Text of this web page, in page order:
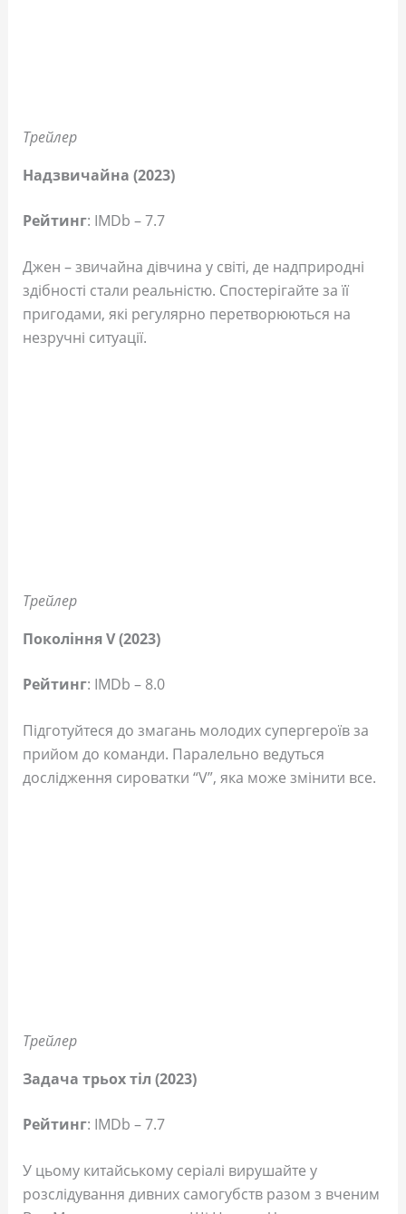
Трейлер
Надзвичайна (2023)
Рейтинг: IMDb – 7.7
Джен – звичайна дівчина у світі, де надприродні
здібності стали реальністю. Спостерігайте за її
пригодами, які регулярно перетворюються на
незручні ситуації.
Трейлер
Покоління V (2023)
Рейтинг: IMDb – 8.0
Підготуйтеся до змагань молодих супергероїв за
прийом до команди. Паралельно ведуться
дослідження сироватки “V”, яка може змінити все.
Трейлер
Задача трьох тіл (2023)
Рейтинг: IMDb – 7.7
У цьому китайському серіалі вирушайте у
розслідування дивних самогубств разом з вченим